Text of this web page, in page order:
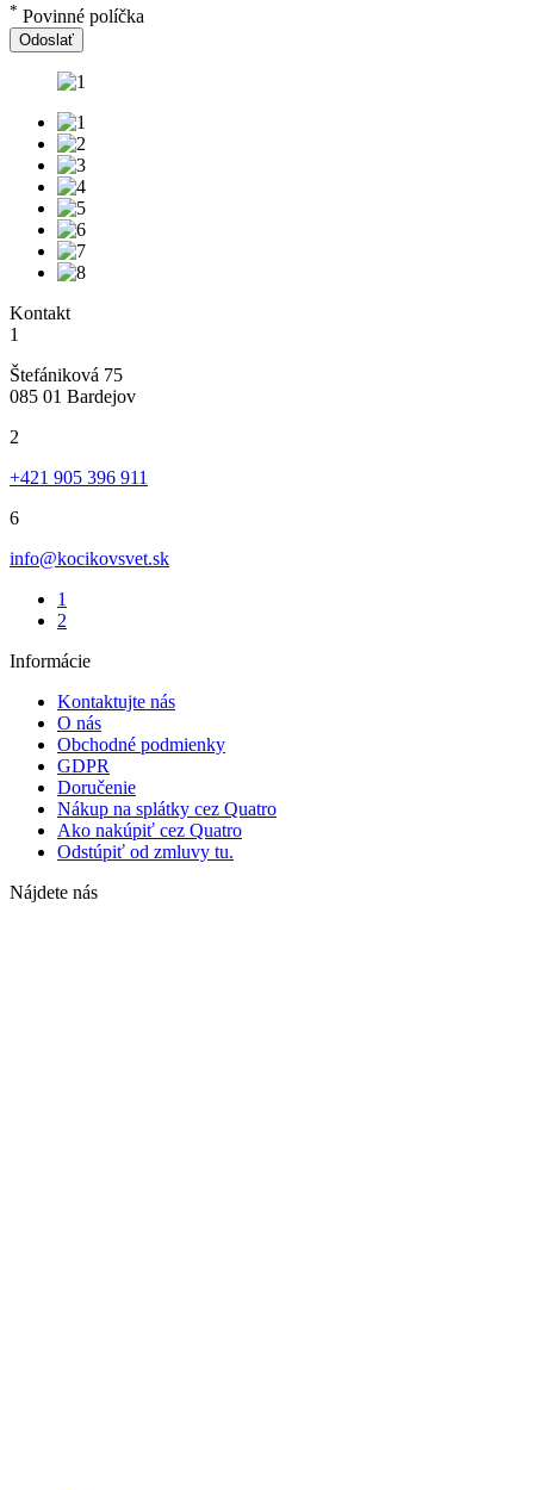
* Povinné políčka
Odoslať
Kontakt
1
Štefániková 75
085 01 Bardejov
2
+421 905 396 911
6
info@kocikovsvet.sk
1
2
Informácie
Kontaktujte nás
O nás
Obchodné podmienky
GDPR
Doručenie
Nákup na splátky cez Quatro
Ako nakúpiť cez Quatro
Odstúpiť od zmluvy tu.
Nájdete nás